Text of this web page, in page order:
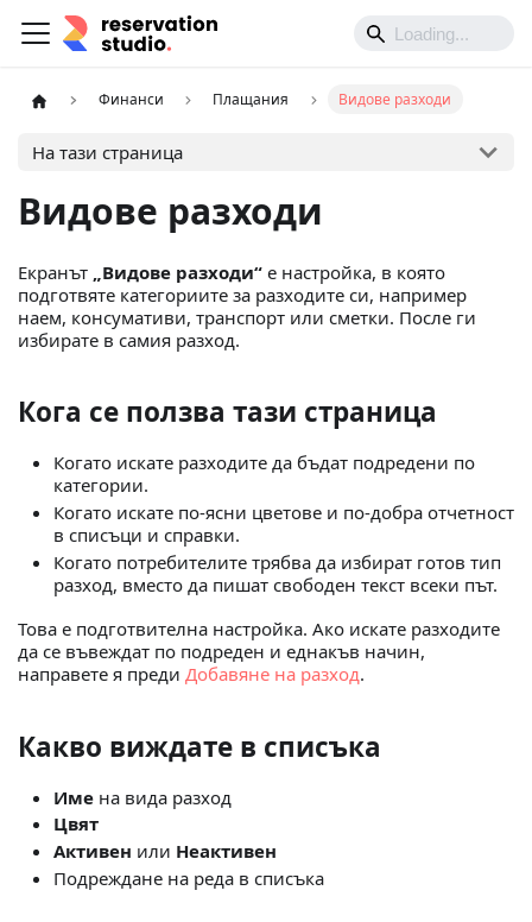
Финанси Плащания Видове разходи
На тази страница
Видове разходи
Екранът „Видове разходи“ е настройка, в която
подготвяте категориите за разходите си, например
наем, консумативи, транспорт или сметки. После ги
избирате в самия разход.
Кога се ползва тази страница
Когато искате разходите да бъдат подредени по
категории.
Когато искате по-ясни цветове и по-добра отчетност
в списъци и справки.
Когато потребителите трябва да избират готов тип
разход, вместо да пишат свободен текст всеки път.
Това е подготвителна настройка. Ако искате разходите
да се въвеждат по подреден и еднакъв начин,
направете я преди Добавяне на разход.
Какво виждате в списъка
Име на вида разход
Цвят
Активен или Неактивен
Подреждане на реда в списъка